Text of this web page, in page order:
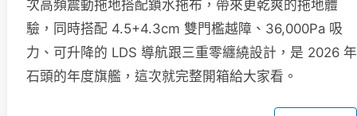
次高頻震動拖地搭配鎖水拖布，帶來更乾爽的拖地體
驗，同時搭配 4.5+4.3cm 雙門檻越障、36,000Pa 吸
力、可升降的 LDS 導航跟三重零纏繞設計，是 2026 年
石頭的年度旗艦，這次就完整開箱給大家看。